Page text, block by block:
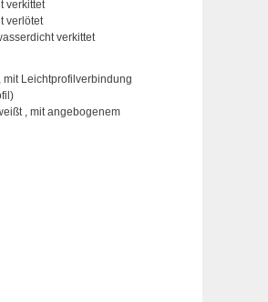
verkittet
verlötet
verkittet
mit Leichtprofilverbindung
, mit angebogenem